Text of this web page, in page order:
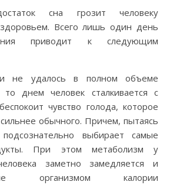
сна грозит человеку
Всего лишь один день
приводит к следующим
не удалось в полном объеме
днем человек сталкивается с
чувство голода, которое
обычного. Причем, пытаясь
выбирает самые
При этом метаболизм у
заметно замедляется и
организмом калории